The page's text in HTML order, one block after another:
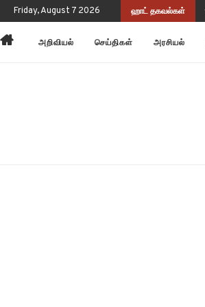
Friday, August 7 2026 ஹாட் தகவல்கள்
வடிவத்தில் இருந்திருக்கிறது!
அறிவியல் செய்திகள் அரசியல்